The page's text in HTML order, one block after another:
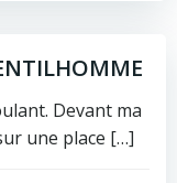
Devant ma
une place […]